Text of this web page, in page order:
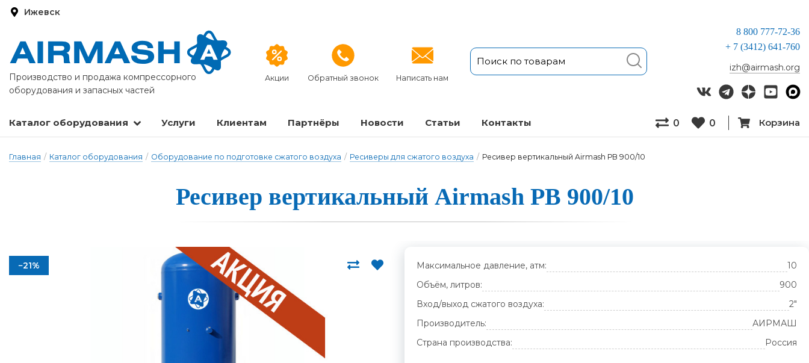
Ижевск
Производство и продажа компрессорного
оборудования и запасных частей
Акции Обратный звонок Написать нам
8 800 777-72-36
+ 7 (3412) 641-760
izh@airmash.org
Каталог оборудования Услуги Клиентам Партнёры Новости Статьи Кон­так­ты 0 0 Корзина
Главная / Каталог оборудования / Оборудование по подготовке сжатого воздуха / Ресиверы для сжатого воздуха / Ресивер вертикальный Airmash РВ 900/10
Ресивер вер­ти­каль­ный Airmash РВ 900/10
−21% Максимальное давление, атм:
10
Объём, литров:
900
Вход/выход сжатого воздуха:
2"
Производитель:
АИРМАШ
Страна производства:
Россия